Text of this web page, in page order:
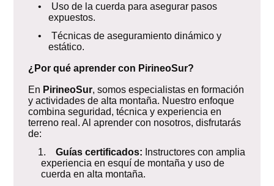
• Uso de la cuerda para asegurar pasos
expuestos.
• Técnicas de aseguramiento dinámico y
estático.
¿Por qué aprender con PirineoSur?
En PirineoSur, somos especialistas en formación
y actividades de alta montaña. Nuestro enfoque
combina seguridad, técnica y experiencia en
terreno real. Al aprender con nosotros, disfrutarás
de:
1. Guías certificados: Instructores con amplia
experiencia en esquí de montaña y uso de
cuerda en alta montaña.